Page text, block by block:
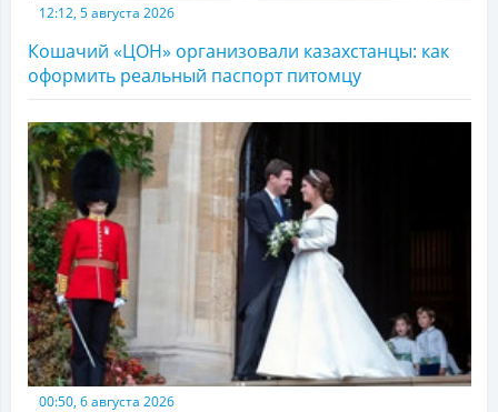
12:12, 5 августа 2026
Кошачий «ЦОН» организовали казахстанцы: как
оформить реальный паспорт питомцу
00:50, 6 августа 2026